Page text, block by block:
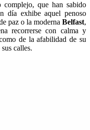
complejo, que han sabido
día exhibe aquel penoso
paz o la moderna Belfast,
recorrerse con calma y
de la afabilidad de su
calles.